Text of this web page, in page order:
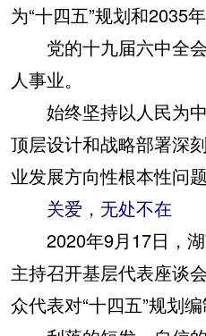
为“十四五”规划和2035
党的十九届六中全会
人事业。
始终坚持以人民为中
顶层设计和战略部署深
业发展方向性根本性问题
关爱，无处不在
2020年9月17日，湖
主持召开基层代表座谈
众代表对“十四五”规划编